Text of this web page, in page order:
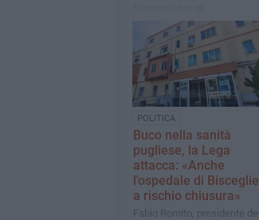
appuntamenti promossi
dall'Asl Bt a Bisceglie,
Andria e Barletta
POLITICA
Buco nella sanità
pugliese, la Lega
attacca: «Anche
l'ospedale di Bisceglie
a rischio chiusura»
Fabio Romito, presidente del